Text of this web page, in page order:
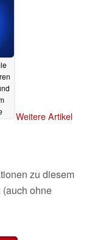
Weitere Artikel
zu diesem
ohne